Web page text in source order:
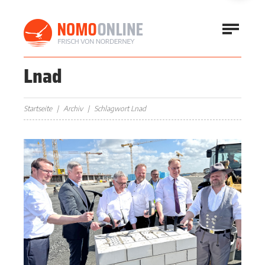
Lnad
Startseite Archiv Schlagwort Lnad